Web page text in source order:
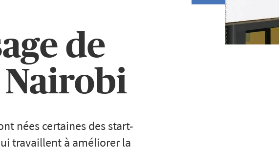
de
Nairobi
nées certaines des start-
travaillent à améliorer la